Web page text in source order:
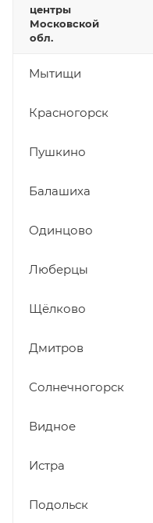
центры
Московской
обл.
Мытищи
Красногорск
Пушкино
Балашиха
Одинцово
Люберцы
Щёлково
Дмитров
Солнечногорск
Видное
Истра
Подольск